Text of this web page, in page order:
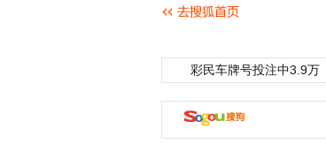
彩民车牌号投注中3.9万